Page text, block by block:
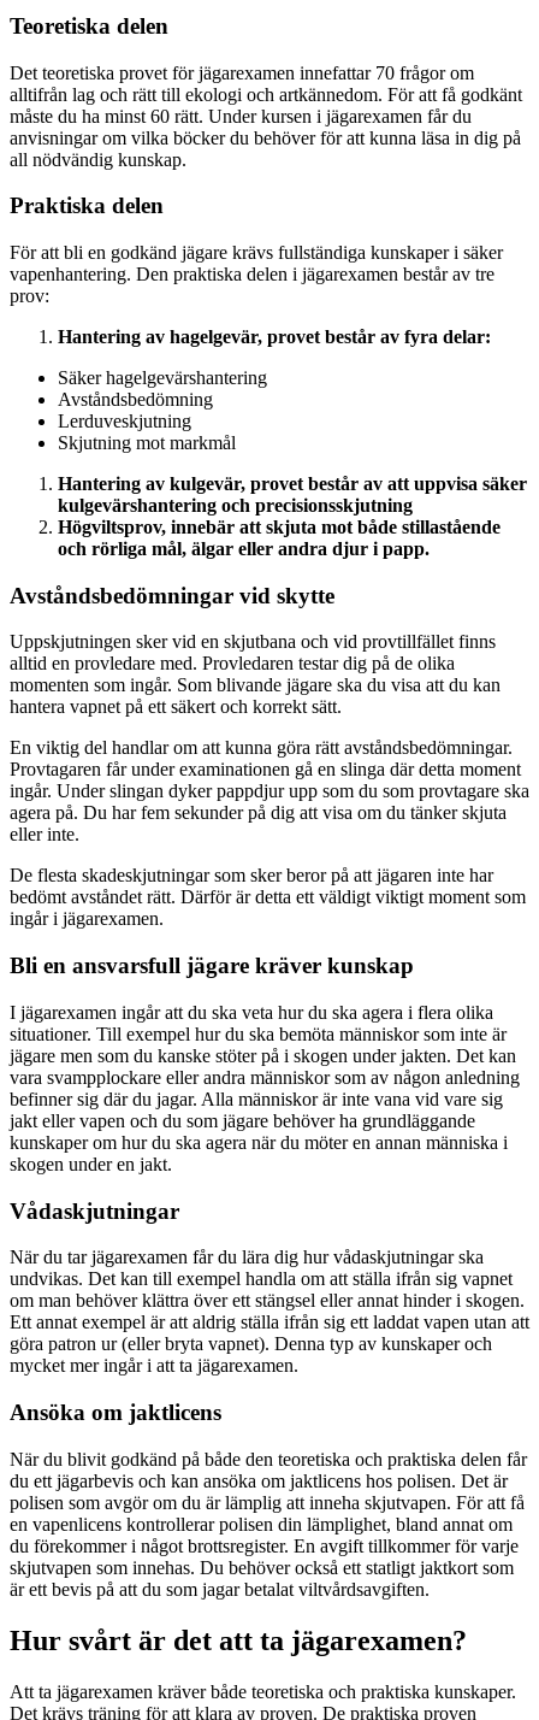
Teoretiska delen
Det teoretiska provet för jägarexamen innefattar 70 frågor om
alltifrån lag och rätt till ekologi och artkännedom. För att få godkänt
måste du ha minst 60 rätt. Under kursen i jägarexamen får du
anvisningar om vilka böcker du behöver för att kunna läsa in dig på
all nödvändig kunskap.
Praktiska delen
För att bli en godkänd jägare krävs fullständiga kunskaper i säker
vapenhantering. Den praktiska delen i jägarexamen består av tre
prov:
Hantering av hagelgevär, provet består av fyra delar:
Säker hagelgevärshantering
Avståndsbedömning
Lerduveskjutning
Skjutning mot markmål
Hantering av kulgevär, provet består av att uppvisa säker
kulgevärshantering och precisionsskjutning
Högviltsprov, innebär att skjuta mot både stillastående
och rörliga mål, älgar eller andra djur i papp.
Avståndsbedömningar vid skytte
Uppskjutningen sker vid en skjutbana och vid provtillfället finns
alltid en provledare med. Provledaren testar dig på de olika
momenten som ingår. Som blivande jägare ska du visa att du kan
hantera vapnet på ett säkert och korrekt sätt.
En viktig del handlar om att kunna göra rätt avståndsbedömningar.
Provtagaren får under examinationen gå en slinga där detta moment
ingår. Under slingan dyker pappdjur upp som du som provtagare ska
agera på. Du har fem sekunder på dig att visa om du tänker skjuta
eller inte.
De flesta skadeskjutningar som sker beror på att jägaren inte har
bedömt avståndet rätt. Därför är detta ett väldigt viktigt moment som
ingår i jägarexamen.
Bli en ansvarsfull jägare kräver kunskap
I jägarexamen ingår att du ska veta hur du ska agera i flera olika
situationer. Till exempel hur du ska bemöta människor som inte är
jägare men som du kanske stöter på i skogen under jakten. Det kan
vara svampplockare eller andra människor som av någon anledning
befinner sig där du jagar. Alla människor är inte vana vid vare sig
jakt eller vapen och du som jägare behöver ha grundläggande
kunskaper om hur du ska agera när du möter en annan människa i
skogen under en jakt.
Vådaskjutningar
När du tar jägarexamen får du lära dig hur vådaskjutningar ska
undvikas. Det kan till exempel handla om att ställa ifrån sig vapnet
om man behöver klättra över ett stängsel eller annat hinder i skogen.
Ett annat exempel är att aldrig ställa ifrån sig ett laddat vapen utan att
göra patron ur (eller bryta vapnet). Denna typ av kunskaper och
mycket mer ingår i att ta jägarexamen.
Ansöka om jaktlicens
När du blivit godkänd på både den teoretiska och praktiska delen får
du ett jägarbevis och kan ansöka om jaktlicens hos polisen. Det är
polisen som avgör om du är lämplig att inneha skjutvapen. För att få
en vapenlicens kontrollerar polisen din lämplighet, bland annat om
du förekommer i något brottsregister. En avgift tillkommer för varje
skjutvapen som innehas. Du behöver också ett statligt jaktkort som
är ett bevis på att du som jagar betalat viltvårdsavgiften.
Hur svårt är det att ta jägarexamen?
Att ta jägarexamen kräver både teoretiska och praktiska kunskaper.
Det krävs träning för att klara av proven. De praktiska proven